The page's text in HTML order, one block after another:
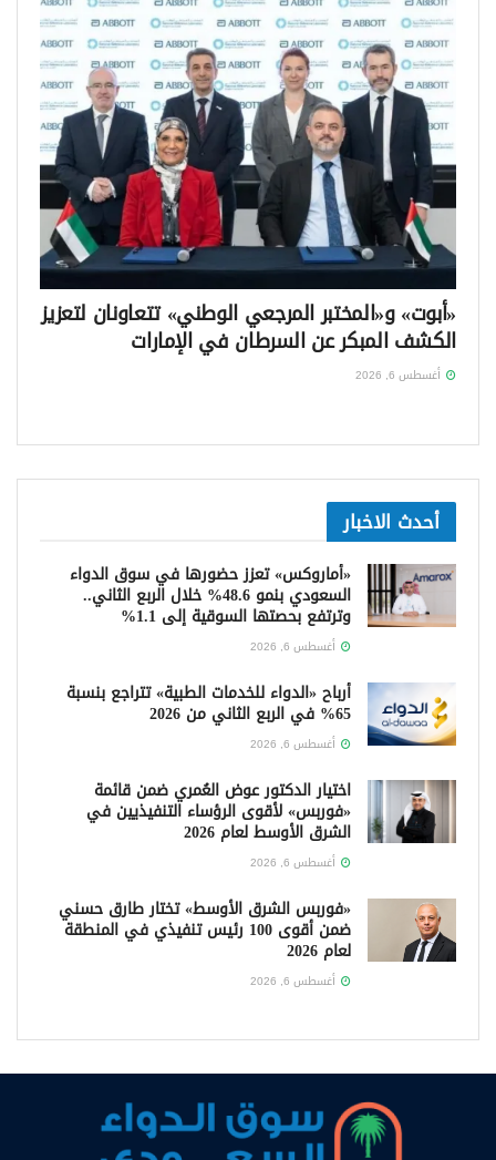
«أبوت» و«المختبر المرجعي الوطني» تتعاونان لتعزيز
الكشف المبكر عن السرطان في الإمارات
أغسطس 6, 2026
أحدث الاخبار
«أماروكس» تعزز حضورها في سوق الدواء
السعودي بنمو 48.6% خلال الربع الثاني..
وترتفع بحصتها السوقية إلى 1.1%
أغسطس 6, 2026
أرباح «الدواء للخدمات الطبية» تتراجع بنسبة
65% في الربع الثاني من 2026
أغسطس 6, 2026
اختيار الدكتور عوض العُمري ضمن قائمة
«فوربس» لأقوى الرؤساء التنفيذيين في
الشرق الأوسط لعام 2026
أغسطس 6, 2026
«فوربس الشرق الأوسط» تختار طارق حسني
ضمن أقوى 100 رئيس تنفيذي في المنطقة
لعام 2026
أغسطس 6, 2026